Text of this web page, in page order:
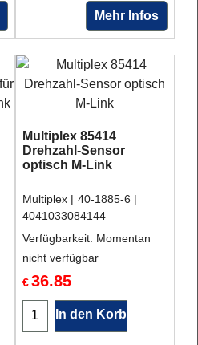
Mehr Infos
Multiplex 85414
Drehzahl-Sensor
optisch M-Link
€36.85
Multiplex
40-1885-6
4041033084144
Verfügbarkeit: Momentan
nicht verfügbar
In den Korb